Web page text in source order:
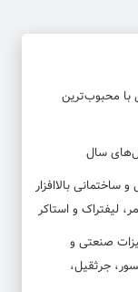
با محبوب‌ترین
سال
ساختمانی بالاافزار
لیفتراک و استاکر
صنعتی و
جرثقیل،